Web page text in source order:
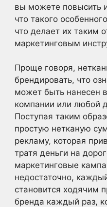
вы можете повысить
что такого
что делает их таким
маркетинговым
Проще говоря,
брендировать, что
может быть нанесен
компании или любой
Поступая таким
простую нетканую
рекламу, которая
тратя деньги на
маркетинговые
недостаточно,
становится ходячим
бренда каждый раз,